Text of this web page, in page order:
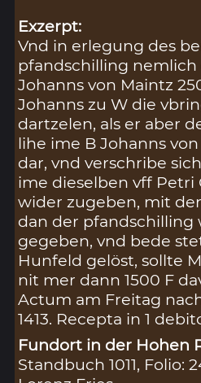
Exzerpt:
Vnd in erlegung des
pfandschilling
Johanns von Maintz
Johanns zu W die
dartzelen, als er aber
lihe ime B Johanns
dar, vnd verschribe
ime dieselben vff Petri
wider zugeben, mit
dan der pfandschilling
gegeben, vnd bede
Hunfeld gelöst, sollte
nit mer dann 1500 F
Actum am Freitag
1413. Recepta in 1
Fundort in der Hohen
Standbuch 1011, Folio: